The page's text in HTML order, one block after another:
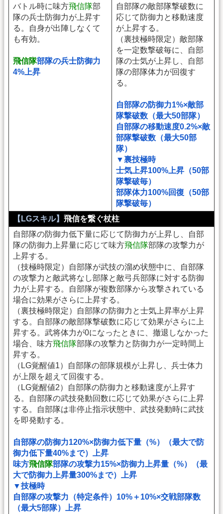
バトル時に味方飛信隊部
隊の兵士防御力が上昇す
る。自身が出陣しなくて
も有効。
飛信隊部隊の兵士防御力
4%上昇
自部隊の敵部隊撃破数に
応じて防御力と移動速度
が上昇する。
（裏技極時限定）敵部隊
を一定数撃破毎に、自部
隊の士気が上昇し、自部
隊の部隊体力が回復す
る。
自部隊の防御力1%×敵部
隊撃破数（最大50部隊）
自部隊の移動速度0.2%×敵
部隊撃破数（最大50部
隊）
▼裏技極時
士気上昇100%上昇（50部
隊撃破毎）
部隊体力100%回復（50部
隊撃破毎）
【LGスキル】 飛信を繋ぐ杖柱
自部隊の防御力低下量に応じて防御力が上昇し、自部
隊の防御力上昇量に応じて味方飛信隊部隊の攻撃力が
上昇する。
（技極時限定）自部隊が武技の溜め状態中に、自部隊
の攻撃力と敵武将なし部隊と敵弓兵部隊に対する防御
力が上昇する。自部隊が複数部隊から攻撃されている
場合に効果がさらに上昇する。
（裏技極時限定）自部隊の防御力と士気上昇率が上昇
する。自部隊の敵部隊撃破数に応じて効果がさらに上
昇する。武将体力が0になったときに、撤退しなかった
場合、味方飛信隊部隊の攻撃力と防御力が一定時間上
昇する。
（LG覚醒値1）自部隊の部隊規模が上昇し、兵士体力
が上限を超えて回復する。
（LG覚醒値2）自部隊の防御力と移動速度が上昇す
る。自部隊の武技発動回数に応じて効果がさらに上昇
する。自部隊は非停止指示状態中、武技発動時に武技
を即発動する。
自部隊の防御力120%×防御力低下量（%）（最大で防
御力低下量40%まで）上昇
味方飛信隊部隊の攻撃力15%×防御力上昇量（%）（最
大で防御力上昇量300%まで）上昇
▼技極時
自部隊の攻撃力（特定条件）10%＋10%×交戦部隊数
（最大5部隊）上昇